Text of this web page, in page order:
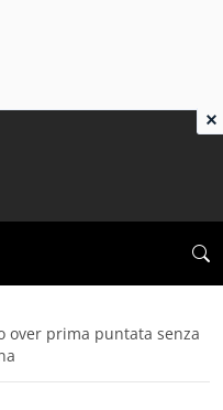
over prima puntata senza
×